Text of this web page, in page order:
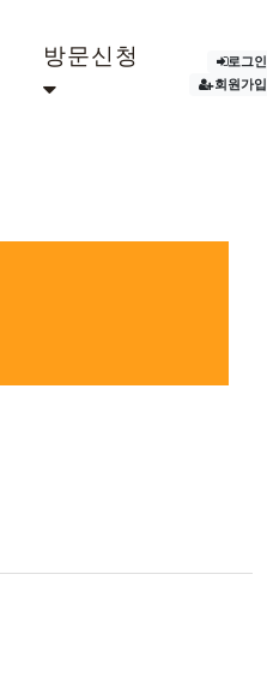
방문신청
로그인
회원가입